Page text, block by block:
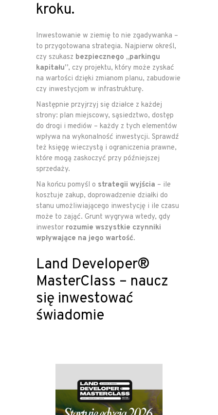
kroku.
Inwestowanie w ziemię to nie zgadywanka –
to przygotowana strategia. Najpierw określ,
czy szukasz bezpiecznego „parkingu
kapitału”, czy projektu, który może zyskać
na wartości dzięki zmianom planu, zabudowie
czy inwestycjom w infrastrukturę.
Następnie przyjrzyj się działce z każdej
strony: plan miejscowy, sąsiedztwo, dostęp
do drogi i mediów – każdy z tych elementów
wpływa na wykonalność inwestycji. Sprawdź
też księgę wieczystą i ograniczenia prawne,
które mogą zaskoczyć przy późniejszej
sprzedaży.
Na końcu pomyśl o strategii wyjścia – ile
kosztuje zakup, doprowadzenie działki do
stanu umożliwiającego inwestycję i ile czasu
może to zająć. Grunt wygrywa wtedy, gdy
inwestor rozumie wszystkie czynniki
wpływające na jego wartość.
Land Developer®
MasterClass – naucz
się inwestować
świadomie